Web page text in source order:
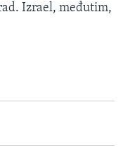
Izrael, međutim,